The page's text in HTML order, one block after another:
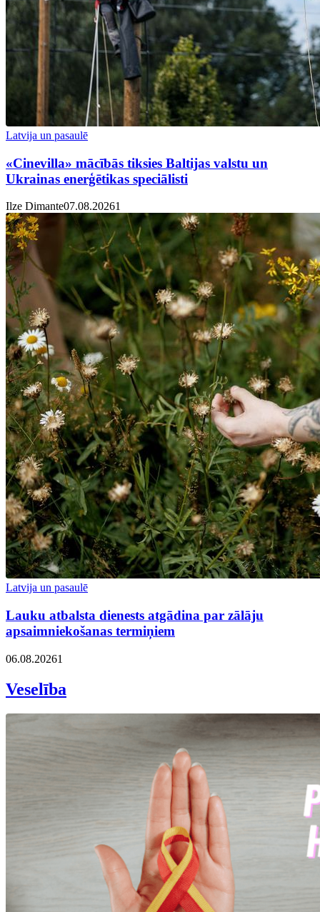
Latvija un pasaulē
«Cinevilla» mācībās tiksies Baltijas valstu un
Ukrainas enerģētikas speciālisti
Ilze Dimante07.08.20261
Latvija un pasaulē
Lauku atbalsta dienests atgādina par zālāju
apsaimniekošanas termiņiem
06.08.20261
Veselība